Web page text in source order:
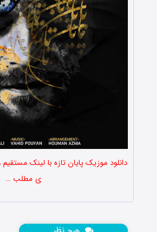
دانلود موزیک پایان تازه با لینک
ی مطلب …